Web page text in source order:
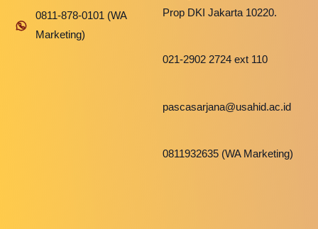
0811-878-0101 (WA
Marketing)
Prop DKI Jakarta 10220.
021-2902 2724 ext 110
pascasarjana@usahid.ac.id
0811932635 (WA Marketing)